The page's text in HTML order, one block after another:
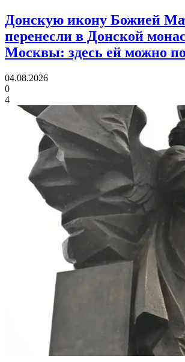
Донскую икону Божией
перенесли в Донской
Москвы: здесь ей можно
04.08.2026
0
4